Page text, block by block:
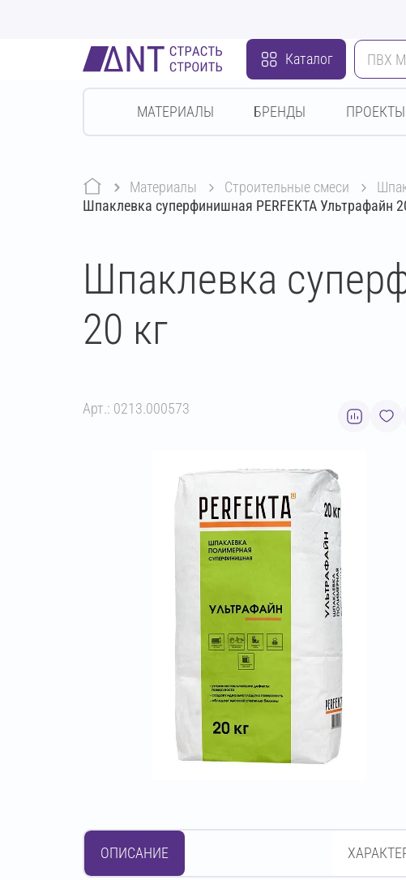
Каталог
МАТЕРИАЛЫ БРЕНДЫ ПРОЕКТЫ
Материалы строительные смеси
Шпаклевка суперфинишная PERFEKTA Ультрафайн
Шпаклевка
20 кг
Арт.: 0213.000573
ОПИСАНИЕ